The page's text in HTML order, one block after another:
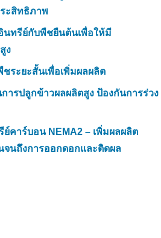
ะสิทธิภาพ
นทรีย์กับพืชยืนต้นเพื่อให้มี
ง
ระยะสั้นเพื่อเพิ่มผลผลิต
ารปลูกข้าวผลผลิตสูง ป้องกันการร่วง
คาร์บอน NEMA2 – เพิ่มผลผลิต
จนถึงการออกดอกและติดผล